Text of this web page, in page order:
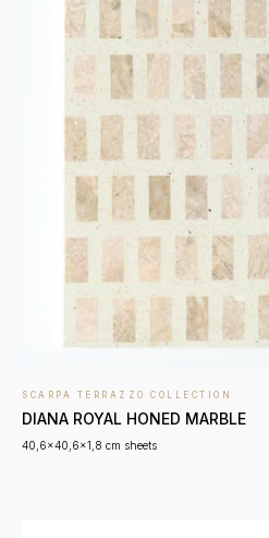
SCARPA TERRAZZO COLLECTION
DIANA ROYAL HONED MARBLE
40,6x40,6x1,8 cm sheets